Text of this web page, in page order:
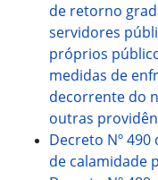
de retorno
servidores
próprios
medidas de
decorrente do
outras
Decreto Nº
de calamidade